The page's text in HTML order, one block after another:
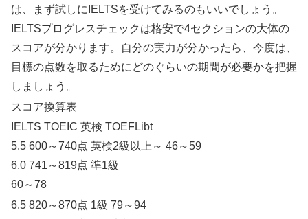
は、まず試しにIELTSを受けてみるのもいいでしょう。
IELTSプログレスチェックは格安で4セクションの大体の
スコアが分かります。自分の実力が分かったら、今度は、
目標の点数を取るためにどのぐらいの期間が必要かを把握
しましょう。
スコア換算表
IELTS TOEIC 英検 TOEFLibt
5.5 600～740点 英検2級以上～ 46～59
6.0 741～819点 準1級
60～78
6.5 820～870点 1級 79～94